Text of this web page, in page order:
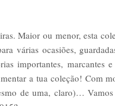
Maior ou menor, esta
várias ocasiões,
importantes, marcantes
a tua coleção! Com
de uma, claro)…